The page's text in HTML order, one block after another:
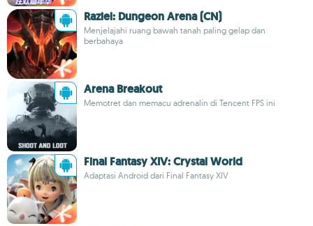
Raziel: Dungeon Arena (CN)
Menjelajahi ruang bawah tanah paling gelap dan
berbahaya
Arena Breakout
Memotret dan memacu adrenalin di Tencent FPS ini
Final Fantasy XIV: Crystal World
Adaptasi Android dari Final Fantasy XIV